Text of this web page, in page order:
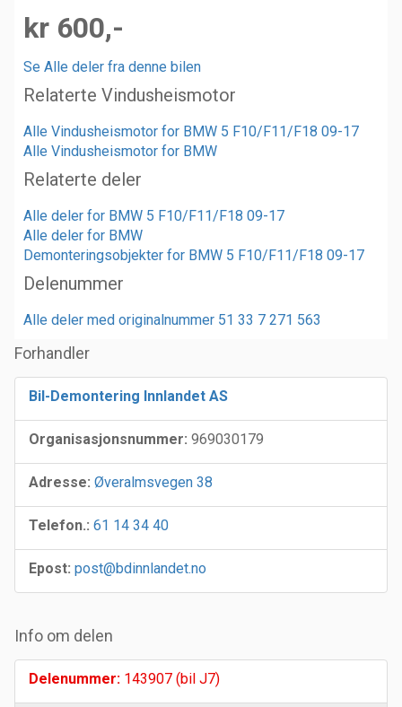
kr 600,-
Se Alle deler fra denne bilen
Relaterte Vindusheismotor
Alle Vindusheismotor for BMW 5 F10/F11/F18 09-17
Alle Vindusheismotor for BMW
Relaterte deler
Alle deler for BMW 5 F10/F11/F18 09-17
Alle deler for BMW
Demonteringsobjekter for BMW 5 F10/F11/F18 09-17
Delenummer
Alle deler med originalnummer 51 33 7 271 563
Forhandler
Bil-Demontering Innlandet AS
Organisasjonsnummer: 969030179
Adresse: Øveralmsvegen 38
Telefon.: 61 14 34 40
Epost: post@bdinnlandet.no
Info om delen
Delenummer: 143907 (bil J7)